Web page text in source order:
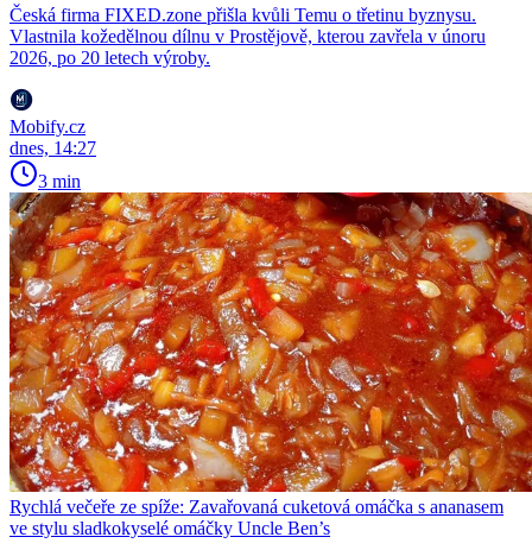
Česká firma FIXED.zone přišla kvůli Temu o třetinu byznysu.
Vlastnila kožedělnou dílnu v Prostějově, kterou zavřela v únoru
2026, po 20 letech výroby.
Mobify.cz
dnes, 14:27
3 min
Rychlá večeře ze spíže: Zavařovaná cuketová omáčka s ananasem
ve stylu sladkokyselé omáčky Uncle Ben’s